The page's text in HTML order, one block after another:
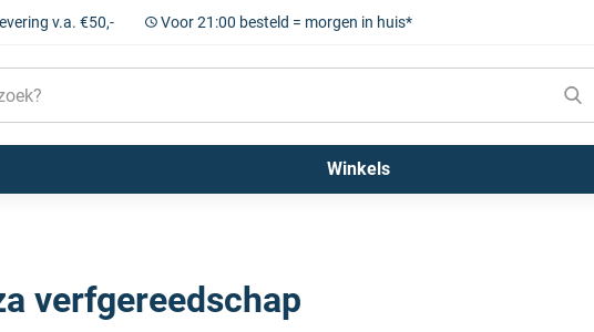
v.a. €50,- Voor 21:00 besteld = morgen in huis*
Winkels
verfgereedschap